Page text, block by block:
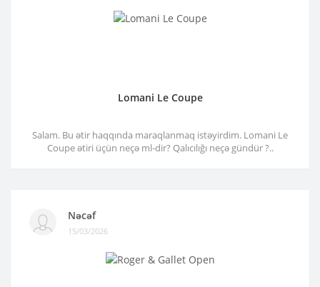
Lomani Le Coupe
Salam. Bu ətir haqqında maraqlanmaq istəyirdim. Lomani Le
Coupe ətiri üçün neçə ml-dir? Qalıcılığı neçə gündür ?..
Nəcəf
15/03/2026